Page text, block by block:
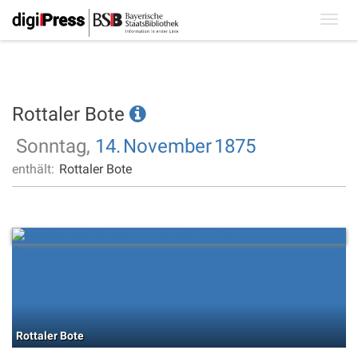
Rottaler Bote
Sonntag, 14. November1875
enthält: Rottaler Bote
Rottaler Bote